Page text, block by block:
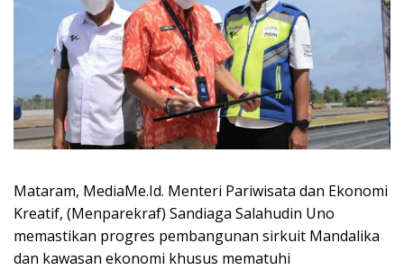
Mataram, MediaMe.Id. Menteri Pariwisata dan Ekonomi
Kreatif, (Menparekraf) Sandiaga Salahudin Uno
memastikan progres pembangunan sirkuit Mandalika
dan kawasan ekonomi khusus mematuhi